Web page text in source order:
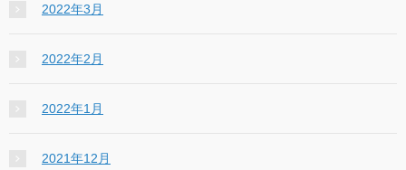
2022年3月
2022年2月
2022年1月
2021年12月